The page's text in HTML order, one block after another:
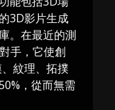
3D影片生成
。在最近的測
手，它使創
紋理、拓撲
，從而無需